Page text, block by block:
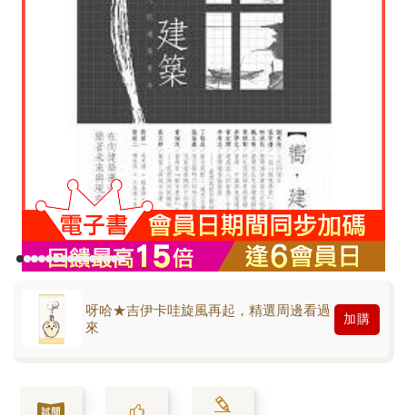
呀哈★吉伊卡哇旋風再起，精選周邊看過
來
加購